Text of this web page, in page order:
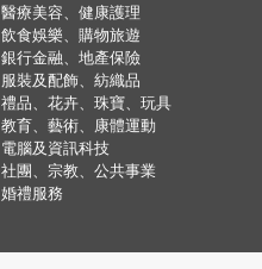
醫療美容、健康護理
飲食娛樂、購物旅遊
銀行金融、地產保險
服裝及配飾、紡織品
禮品、花卉、珠寶、玩具
教育、藝術、康體運動
電腦及資訊科技
社團、宗教、公共事業
婚禮服務